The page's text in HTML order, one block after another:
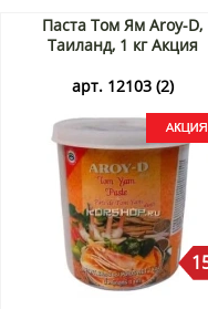
Паста Том Ям Aroy-D,
Таиланд, 1 кг Акция
арт. 12103 (2)